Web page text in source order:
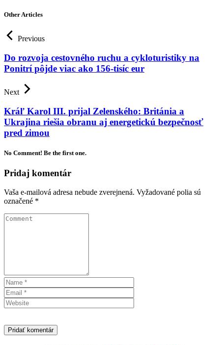
Other Articles
Previous
Do rozvoja cestovného ruchu a cykloturistiky na
Ponitrí pôjde viac ako 156-tisíc eur
Next
Kráľ Karol III. prijal Zelenského: Británia a
Ukrajina riešia obranu aj energetickú bezpečnosť
pred zimou
No Comment! Be the first one.
Pridaj komentár
Vaša e-mailová adresa nebude zverejnená. Vyžadované polia sú
označené *